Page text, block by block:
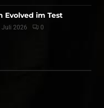
Evolved im Test
Juli 2026 0